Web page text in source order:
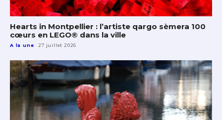
Hearts in Montpellier : l’artiste qargo sèmera 100
cœurs en LEGO® dans la ville
A la une 27 juillet 2026